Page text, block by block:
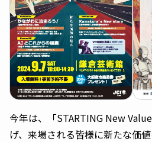
今年は、「STARTING New
げ、来場される皆様に新たな価